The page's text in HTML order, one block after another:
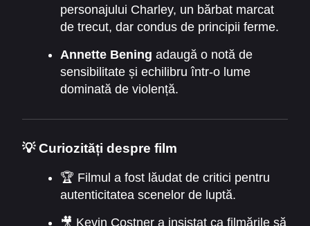
personajului Charley, un bărbat marcat
de trecut, dar condus de principii ferme.
Annette Bening adaugă o notă de
sensibilitate și echilibru într-o lume
dominată de violență.
💡Curiozități despre film
🏆 Filmul a fost lăudat de critici pentru
autenticitatea scenelor de luptă.
🎥 Kevin Costner a insistat ca filmările să